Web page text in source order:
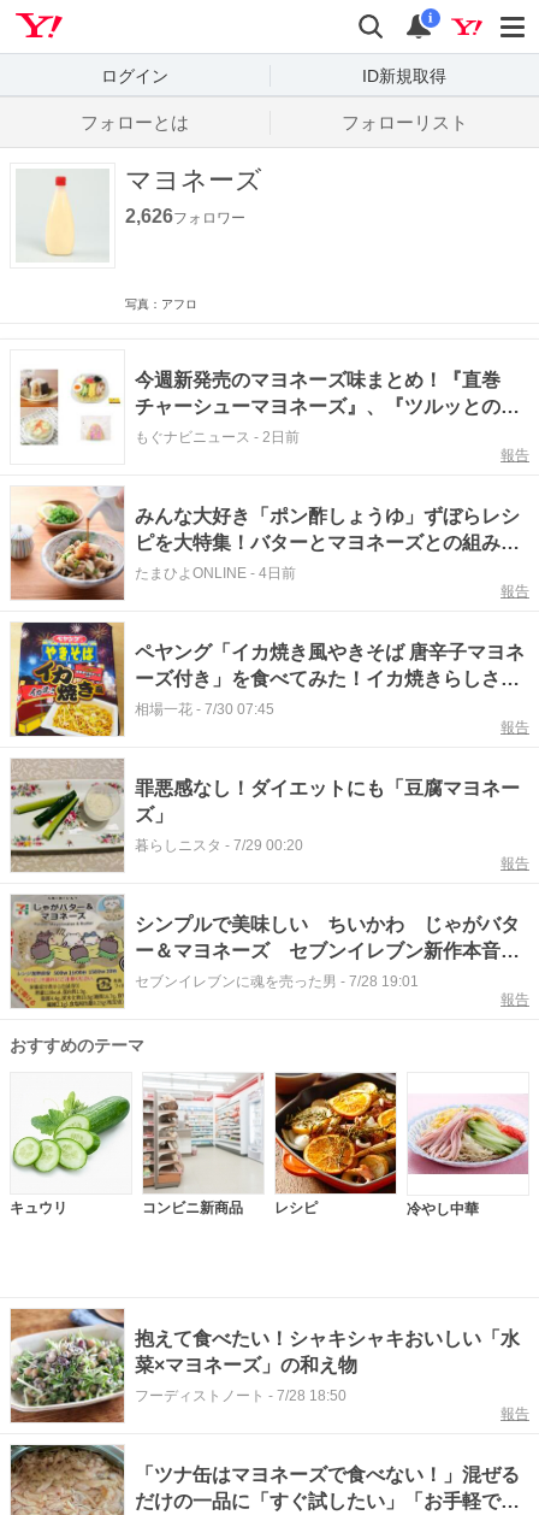
検索
通知
i
ログイン ID新規取得
フォローとは フォローリスト
マヨネーズ
2,626フォロワー
写真：アフロ
今週新発売のマヨネーズ味まとめ！『直巻
チャーシューマヨネーズ』、『ツルッとのど
越し 冷し中華マヨネーズ盛り』など♪
もぐナビニュース - 2日前
報告
みんな大好き「ポン酢しょうゆ」ずぼらレシ
ピを大特集！バターとマヨネーズとの組み合
わせは栄養学的にも最高⁉
たまひよONLINE - 4日前
報告
ペヤング「イカ焼き風やきそば 唐辛子マヨネ
ーズ付き」を食べてみた！イカ焼きらしさは
ある？
相場一花 - 7/30 07:45
報告
罪悪感なし！ダイエットにも「豆腐マヨネー
ズ」
暮らしニスタ - 7/29 00:20
報告
シンプルで美味しい ちいかわ じゃがバタ
ー＆マヨネーズ セブンイレブン新作本音レ
ビュー
セブンイレブンに魂を売った男 - 7/28 19:01
報告
おすすめのテーマ
キュウリ コンビニ新商品 レシピ 冷やし中華
抱えて食べたい！シャキシャキおいしい「水
菜×マヨネーズ」の和え物
フーディストノート - 7/28 18:50
報告
「ツナ缶はマヨネーズで食べない！」混ぜる
だけの一品に「すぐ試したい」「お手軽で簡